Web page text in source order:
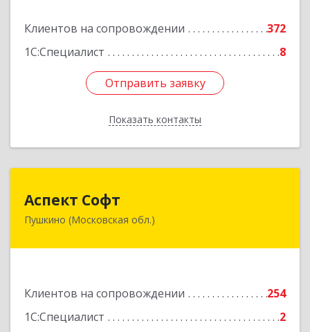
Клиентов на сопровождении
372
1С:Специалист
8
Отправить заявку
Показать контакты
Подробнее
Отправить заявку
Назад
Аспект Софт
Пушкино (Московская обл.)
Клиентов на сопровождении
254
1С:Специалист
2
141205, Московская обл, Пушкинский р-н,